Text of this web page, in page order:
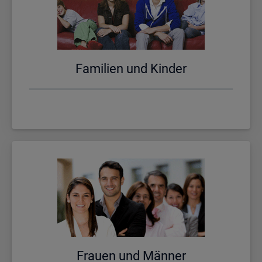
Fa­mi­li­en und Kin­der
Frau­en und Män­ner